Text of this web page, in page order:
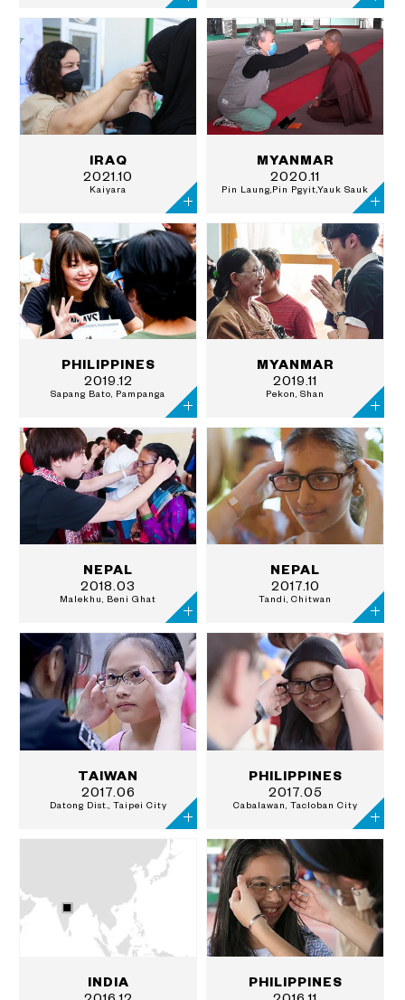
IRAQ
2021.10
Kaiyara
MYANMAR
2020.11
Pin Laung,Pin Pgyit,Yauk Sauk
PHILIPPINES
2019.12
Sapang Bato, Pampanga
MYANMAR
2019.11
Pekon, Shan
NEPAL
2018.03
Malekhu, Beni Ghat
NEPAL
2017.10
Tandi, Chitwan
TAIWAN
2017.06
Datong Dist., Taipei City
PHILIPPINES
2017.05
Cabalawan, Tacloban City
INDIA PHILIPPINES